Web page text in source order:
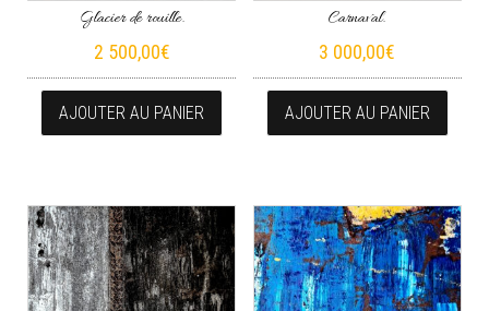
Glacier de rouille.
2 500,00€
AJOUTER AU PANIER
Carnaval.
3 000,00€
AJOUTER AU PANIER